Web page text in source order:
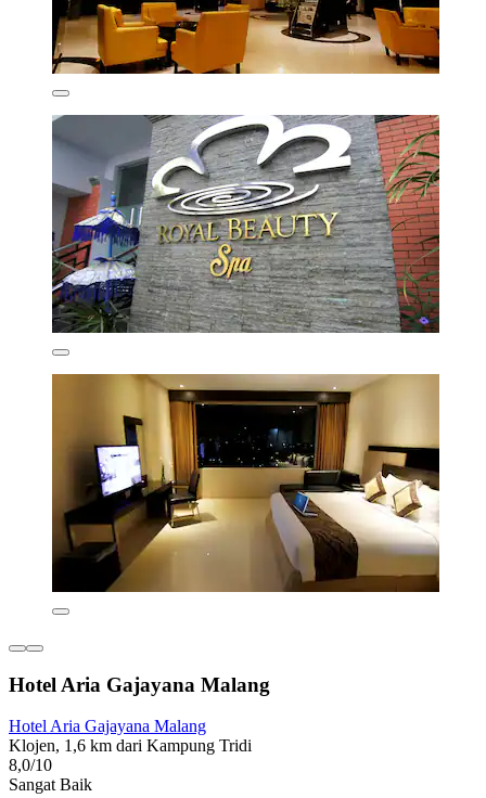
Hotel Aria Gajayana Malang
Hotel Aria Gajayana Malang
Klojen, 1,6 km dari Kampung Tridi
8,0/10
Sangat Baik